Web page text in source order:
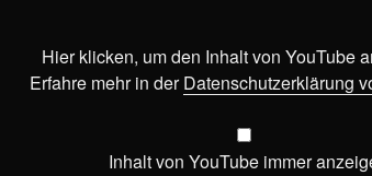
Hier klicken, um den Inhalt von YouTube
Erfahre mehr in derDatenschutzerklärung
Inhalt von YouTube immer